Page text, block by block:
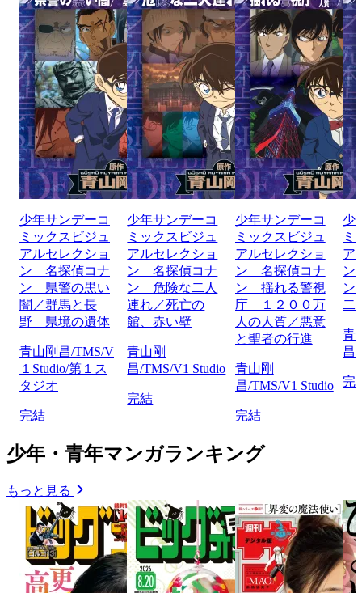
少年サンデーコ
ミックスビジュ
アルセレクショ
ン 名探偵コナ
ン 県警の黒い
闇／群馬と長
野 県境の遺体
青山剛昌/TMS/V
１Studio/第１ス
タジオ
完結
少年サンデーコ
ミックスビジュ
アルセレクショ
ン 名探偵コナ
ン 危険な二人
連れ／死亡の
館、赤い壁
青山剛
昌/TMS/V1 Studio
完結
少年サンデーコ
ミックスビジュ
アルセレクショ
ン 名探偵コナ
ン 揺れる警視
庁 １２００万
人の人質／悪意
と聖者の行進
青山剛
昌/TMS/V1 Studio
完結
少
ミ
ア
ン
ン
二
青
昌
完
少年・青年マンガランキング
もっと見る